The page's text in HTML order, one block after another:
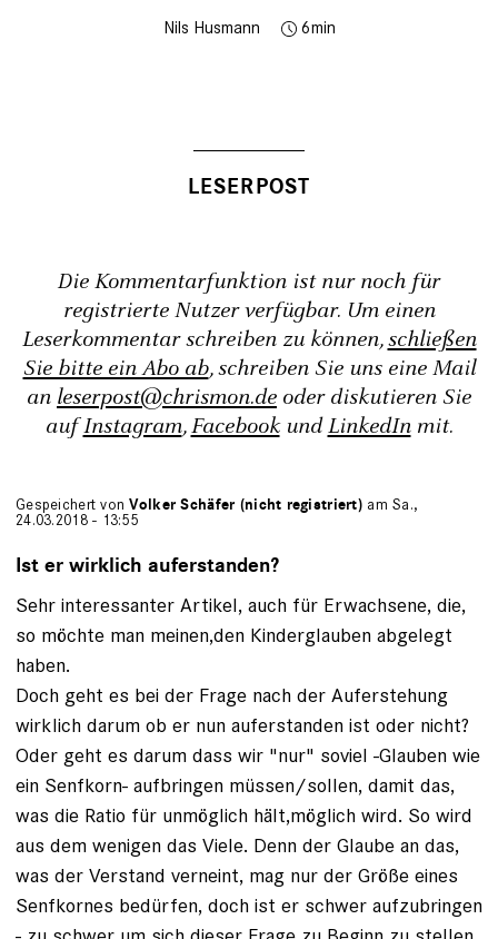
Nils Husmann 6
Die Kommentarfunktion ist nur noch für
registrierte Nutzer verfügbar. Um einen
Leserkommentar schreiben zu können,schließen
Sie bitte ein Abo ab, schreiben Sie uns eine Mail
an leserpost@chrismon.de oder diskutieren Sie
aufInstagram,FacebookundLinkedInmit.
Gespeichert vonVolker Schäfer (nicht registriert) am Sa.,
24.03.2018 - 13:55
Ist er wirklich auferstanden?
Sehr interessanter Artikel, auch für Erwachsene, die,
so möchte man meinen,den Kinderglauben abgelegt
haben.
Doch geht es bei der Frage nach der Auferstehung
wirklich darum ob er nun auferstanden ist oder nicht?
Oder geht es darum dass wir "nur" soviel -Glauben wie
ein Senfkorn- aufbringen müssen/sollen, damit das,
was die Ratio für unmöglich hält,möglich wird. So wird
aus dem wenigen das Viele. Denn der Glaube an das,
was der Verstand verneint, mag nur der Größe eines
Senfkornes bedürfen, doch ist er schwer aufzubringen